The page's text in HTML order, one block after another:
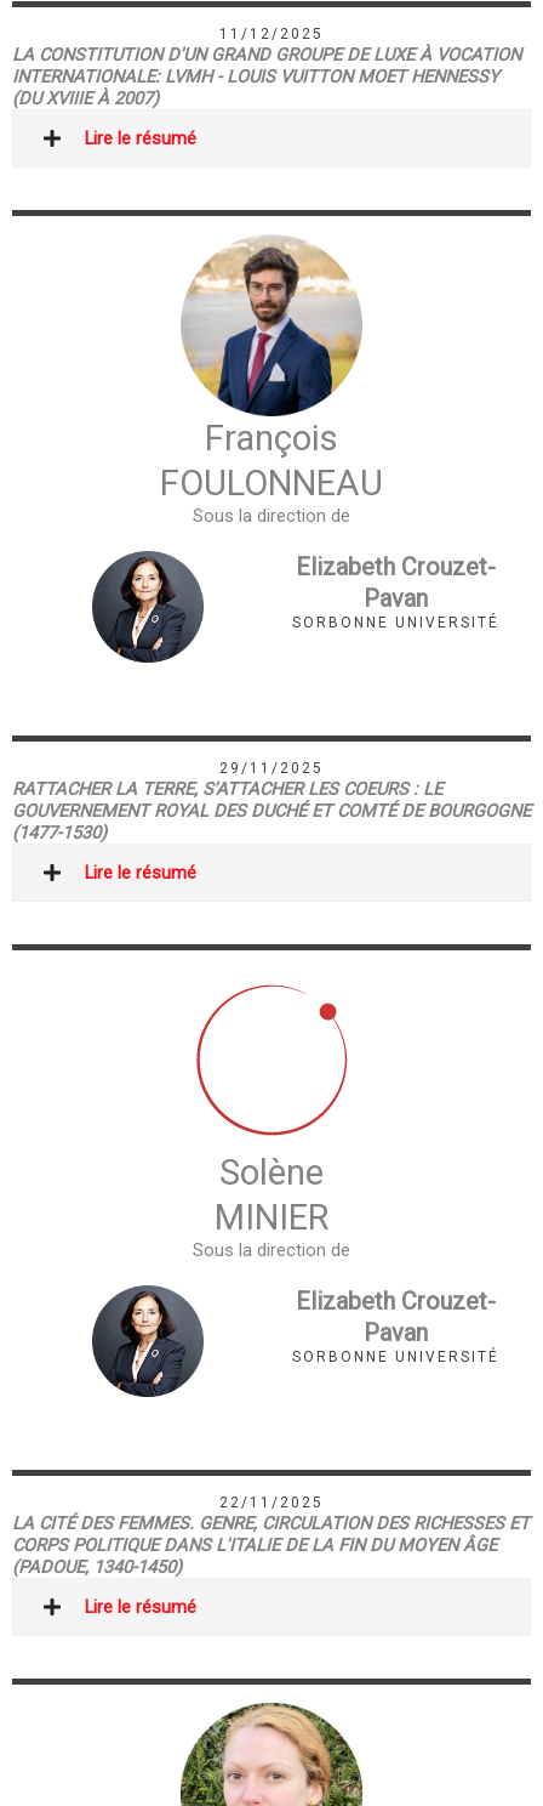
11/12/2025
LA CONSTITUTION D'UN GRAND GROUPE DE LUXE À VOCATION
INTERNATIONALE: LVMH - LOUIS VUITTON MOET HENNESSY
(DU XVIIIE À 2007)
Lire le résumé
François
FOULONNEAU
Sous la direction de
Elizabeth Crouzet-
Pavan
SORBONNE UNIVERSITÉ
29/11/2025
RATTACHER LA TERRE, S'ATTACHER LES COEURS : LE
GOUVERNEMENT ROYAL DES DUCHÉ ET COMTÉ DE BOURGOGNE
(1477-1530)
Lire le résumé
Solène
MINIER
Sous la direction de
Elizabeth Crouzet-
Pavan
SORBONNE UNIVERSITÉ
22/11/2025
LA CITÉ DES FEMMES. GENRE, CIRCULATION DES RICHESSES ET
CORPS POLITIQUE DANS L'ITALIE DE LA FIN DU MOYEN ÂGE
(PADOUE, 1340-1450)
Lire le résumé